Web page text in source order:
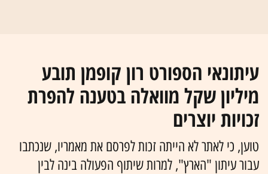
עיתונאי הספורט רון קופמן תובע
מיליון שקל מוואלה בטענה להפרת
זכויות יוצרים
טוען, כי לאתר לא הייתה זכות לפרסם את מאמריו, שנכתבו
עבור עיתון "הארץ", למרות שיתוף הפעולה בינה לבין